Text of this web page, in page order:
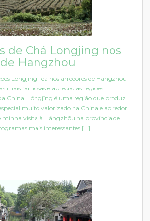
de Chá Longjing nos
Hangzhou
Longjing Tea nos arredores de Hangzhou
mais famosas e apreciadas regiões
China. Lóngjîng é uma região que produz
muito valorizado na China e ao redor
visita à Hángzhōu na província de
mais interessantes [...]